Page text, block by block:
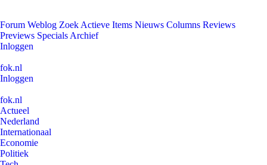
Forum Weblog Zoek Actieve Items Nieuws Columns Reviews
Previews Specials Archief
Inloggen
fok.nl
Inloggen
fok.nl
Actueel
Nederland
Internationaal
Economie
Politiek